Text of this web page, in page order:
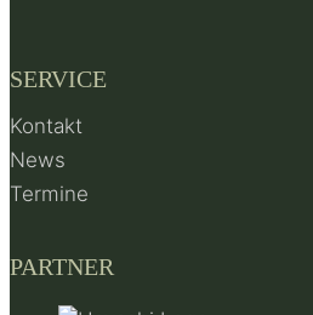
SERVICE
Kontakt
News
Termine
PARTNER